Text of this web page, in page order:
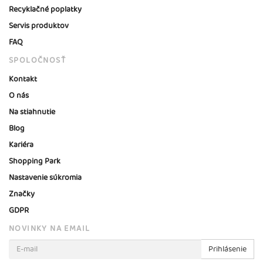
Recyklačné poplatky
Servis produktov
FAQ
SPOLOČNOSŤ
Kontakt
O nás
Na stiahnutie
Blog
Kariéra
Shopping Park
Nastavenie súkromia
Značky
GDPR
NOVINKY NA EMAIL
Prihlásenie